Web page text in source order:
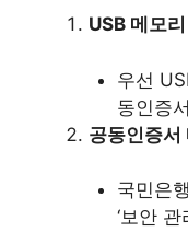
USB 메모리
우선
동인증
공동인증서
국민은
‘보안